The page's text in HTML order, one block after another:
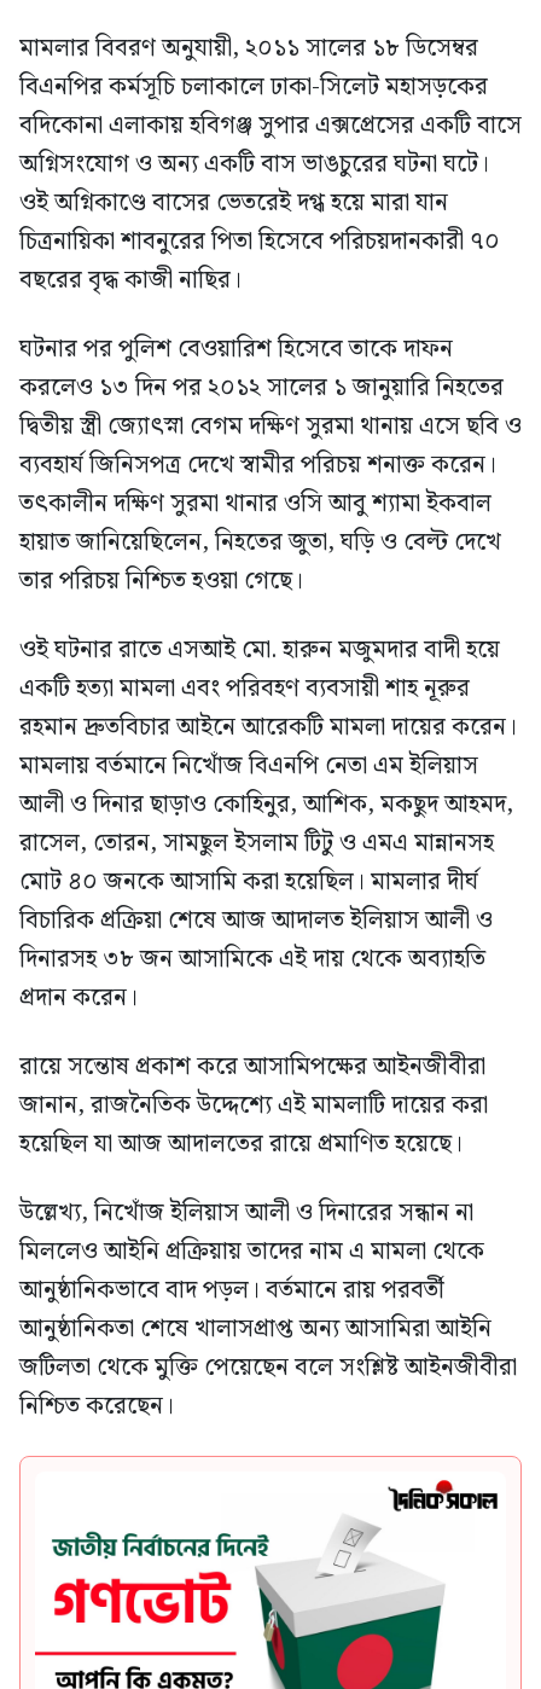
মামলার বিবরণ অনুযায়ী, ২০১১ সালের ১৮ ডিসেম্বর
বিএনপির কর্মসূচি চলাকালে ঢাকা-সিলেট মহাসড়কের
বদিকোনা এলাকায় হবিগঞ্জ সুপার এক্সপ্রেসের একটি বাসে
অগ্নিসংযোগ ও অন্য একটি বাস ভাঙচুরের ঘটনা ঘটে।
ওই অগ্নিকাণ্ডে বাসের ভেতরেই দগ্ধ হয়ে মারা যান
চিত্রনায়িকা শাবনুরের পিতা হিসেবে পরিচয়দানকারী ৭০
বছরের বৃদ্ধ কাজী নাছির।
ঘটনার পর পুলিশ বেওয়ারিশ হিসেবে তাকে দাফন
করলেও ১৩ দিন পর ২০১২ সালের ১ জানুয়ারি নিহতের
দ্বিতীয় স্ত্রী জ্যোৎস্না বেগম দক্ষিণ সুরমা থানায় এসে ছবি ও
ব্যবহার্য জিনিসপত্র দেখে স্বামীর পরিচয় শনাক্ত করেন।
তৎকালীন দক্ষিণ সুরমা থানার ওসি আবু শ্যামা ইকবাল
হায়াত জানিয়েছিলেন, নিহতের জুতা, ঘড়ি ও বেল্ট দেখে
তার পরিচয় নিশ্চিত হওয়া গেছে।
ওই ঘটনার রাতে এসআই মো. হারুন মজুমদার বাদী হয়ে
একটি হত্যা মামলা এবং পরিবহণ ব্যবসায়ী শাহ নূরুর
রহমান দ্রুতবিচার আইনে আরেকটি মামলা দায়ের করেন।
মামলায় বর্তমানে নিখোঁজ বিএনপি নেতা এম ইলিয়াস
আলী ও দিনার ছাড়াও কোহিনুর, আশিক, মকছুদ আহমদ,
রাসেল, তোরন, সামছুল ইসলাম টিটু ও এমএ মান্নানসহ
মোট ৪০ জনকে আসামি করা হয়েছিল। মামলার দীর্ঘ
বিচারিক প্রক্রিয়া শেষে আজ আদালত ইলিয়াস আলী ও
দিনারসহ ৩৮ জন আসামিকে এই দায় থেকে অব্যাহতি
প্রদান করেন।
রায়ে সন্তোষ প্রকাশ করে আসামিপক্ষের আইনজীবীরা
জানান, রাজনৈতিক উদ্দেশ্যে এই মামলাটি দায়ের করা
হয়েছিল যা আজ আদালতের রায়ে প্রমাণিত হয়েছে।
উল্লেখ্য, নিখোঁজ ইলিয়াস আলী ও দিনারের সন্ধান না
মিললেও আইনি প্রক্রিয়ায় তাদের নাম এ মামলা থেকে
আনুষ্ঠানিকভাবে বাদ পড়ল। বর্তমানে রায় পরবর্তী
আনুষ্ঠানিকতা শেষে খালাসপ্রাপ্ত অন্য আসামিরা আইনি
জটিলতা থেকে মুক্তি পেয়েছেন বলে সংশ্লিষ্ট আইনজীবীরা
নিশ্চিত করেছেন।